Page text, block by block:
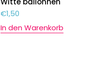
€1,50
In den Warenkorb